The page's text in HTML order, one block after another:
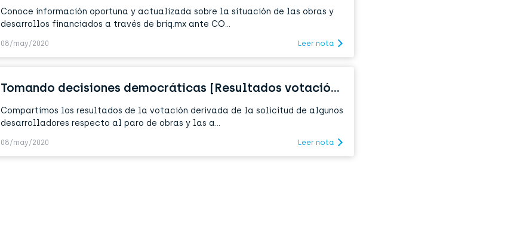
Conoce información oportuna y actualizada sobre la situación de las obras y
desarrollos financiados a través de briq.mx ante CO...
08/may/2020 Leer nota
Tomando decisiones democráticas [Resultados votación COVID-19]
Compartimos los resultados de la votación derivada de la solicitud de algunos
desarrolladores respecto al paro de obras y las a...
08/may/2020 Leer nota